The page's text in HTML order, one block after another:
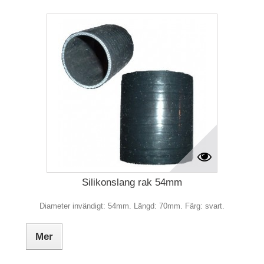
Silikonslang rak 54mm
Diameter invändigt: 54mm. Längd: 70mm. Färg: svart.
Mer